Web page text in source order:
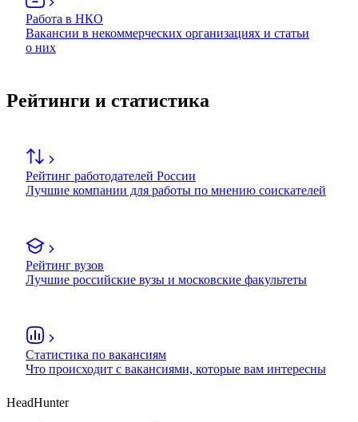
Работа в НКО
Вакансии в некоммерческих организациях и статьи
о них
Рейтинги и статистика
Рейтинг работодателей России
Лучшие компании для работы по мнению соискателей
Рейтинг вузов
Лучшие российские вузы и московские факультеты
Статистика по вакансиям
Что происходит с вакансиями, которые вам интересны
HeadHunter